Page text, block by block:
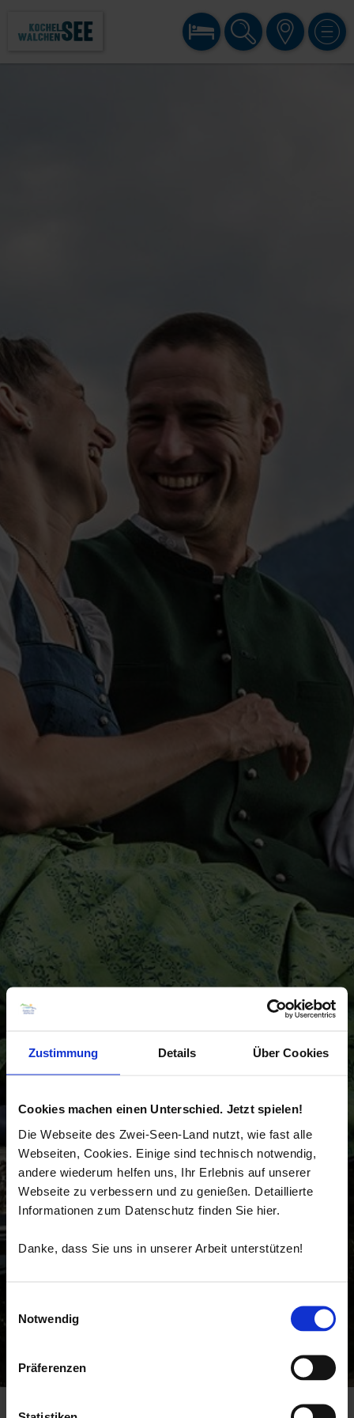
Zustimmung Details Über Cookies
Cookies machen einen Unterschied. Jetzt spielen!
Die Webseite des Zwei-Seen-Land nutzt, wie fast alle
Webseiten, Cookies. Einige sind technisch notwendig,
andere wiederum helfen uns, Ihr Erlebnis auf unserer
Webseite zu verbessern und zu genießen. Detaillierte
Informationen zum Datenschutz finden Sie hier.
Danke, dass Sie uns in unserer Arbeit unterstützen!
Notwendig
Präferenzen
BUCHEN SUCHE KARTE MENÜ